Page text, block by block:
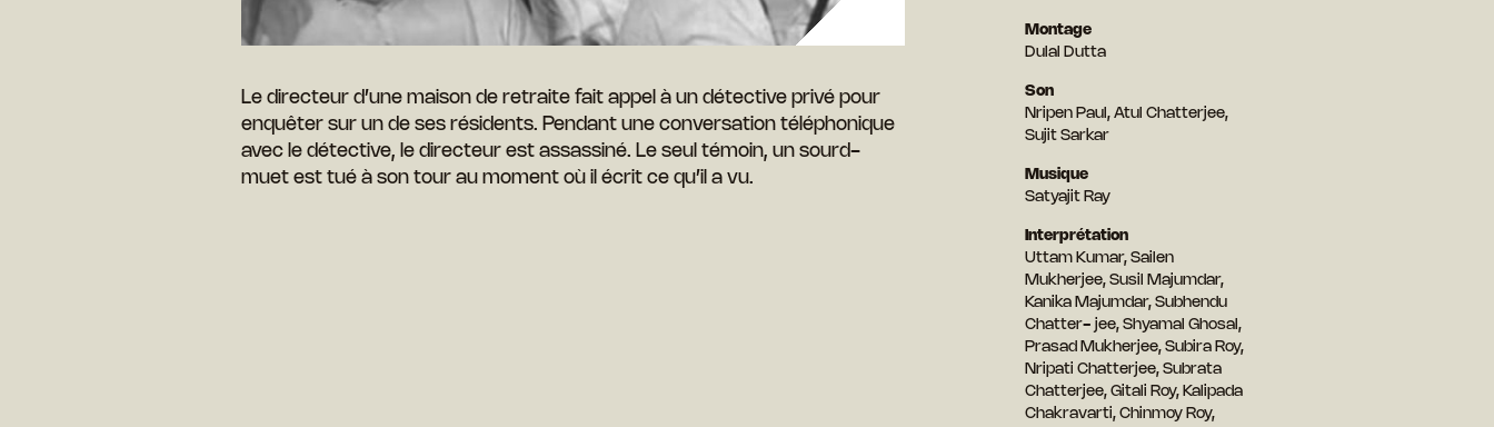
Le directeur d’une maison de retraite fait appel à un détective privé pour
enquêter sur un de ses résidents. Pendant une conversation téléphonique
avec le détective, le directeur est assassiné. Le seul témoin, un sourd-
muet est tué à son tour au moment où il écrit ce qu’il a vu.
Montage
Dulal Dutta
Son
Nripen Paul, Atul Chatterjee,
Sujit Sarkar
Musique
Satyajit Ray
Interprétation
Uttam Kumar, Sailen
Mukherjee, Susil Majumdar,
Kanika Majumdar, Subhendu
Chatter- jee, Shyamal Ghosal,
Prasad Mukherjee, Subira Roy,
Nripati Chatterjee, Subrata
Chatterjee, Gitali Roy, Kalipada
Chakravarti, Chinmoy Roy,